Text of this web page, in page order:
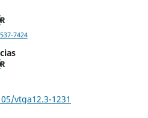
7424
vtga12.3-1231